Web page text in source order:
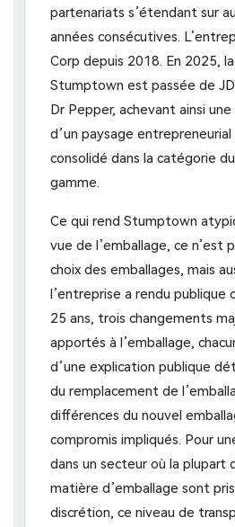
partenariats s’étendant sur
années consécutives.
Corp depuis 2018. En 2025,
Stumptown est passée de
Dr Pepper, achevant ainsi
d’un paysage entrepreneurial
consolidé dans la catégorie
gamme.
Ce qui rend Stumptown
vue de l’emballage, ce n’est
choix des emballages, mais
l’entreprise a rendu publique
25 ans, trois changements
apportés à l’emballage,
d’une explication publique
du remplacement de
différences du nouvel
compromis impliqués. Pour
dans un secteur où la plupart
matière d’emballage sont
discrétion, ce niveau de